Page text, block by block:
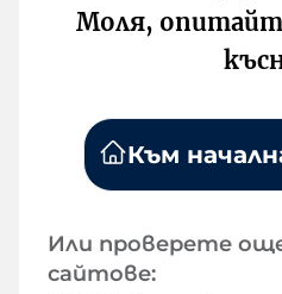
Моля,
Към
Или проверете
сайтове: